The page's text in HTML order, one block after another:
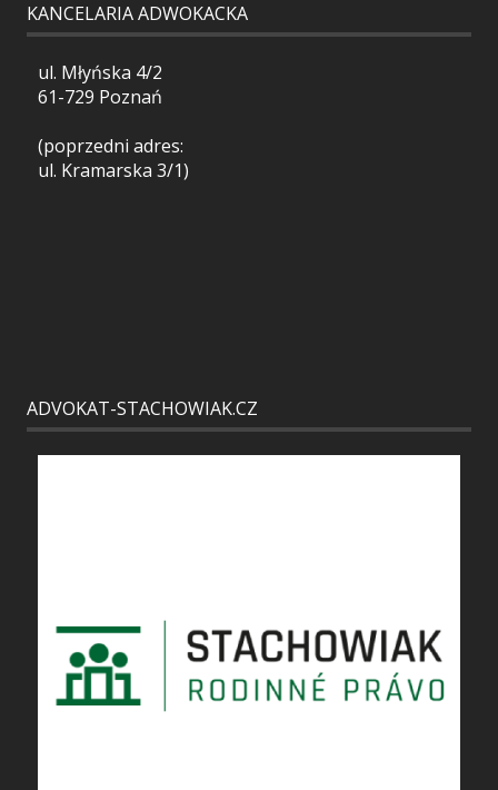
KANCELARIA ADWOKACKA
ul. Młyńska 4/2
61-729 Poznań
(poprzedni adres:
ul. Kramarska 3/1)
ADVOKAT-STACHOWIAK.CZ